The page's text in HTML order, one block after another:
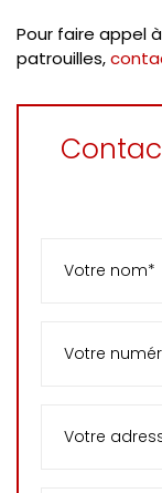
Pour faire appel à
patrouilles,